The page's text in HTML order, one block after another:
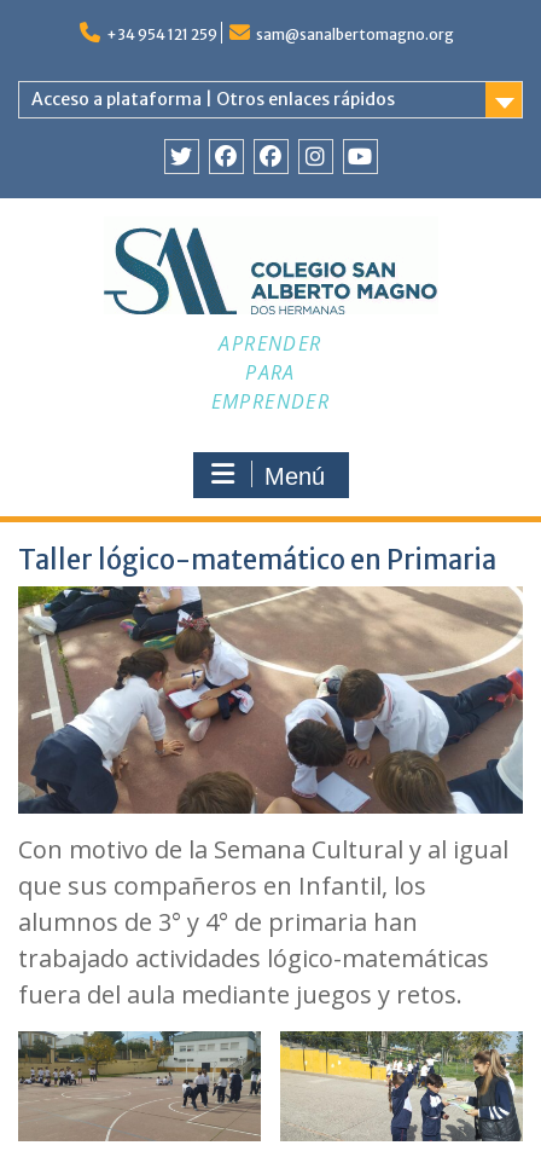
+34 954 121 259 sam@sanalbertomagno.org
Acceso a plataforma | Otros enlaces rápidos
APRENDER
PARA
EMPRENDER
Menú
Taller lógico-matemático en Primaria
Con motivo de la Semana Cultural y al igual
que sus compañeros en Infantil, los
alumnos de 3° y 4° de primaria han
trabajado actividades lógico-matemáticas
fuera del aula mediante juegos y retos.